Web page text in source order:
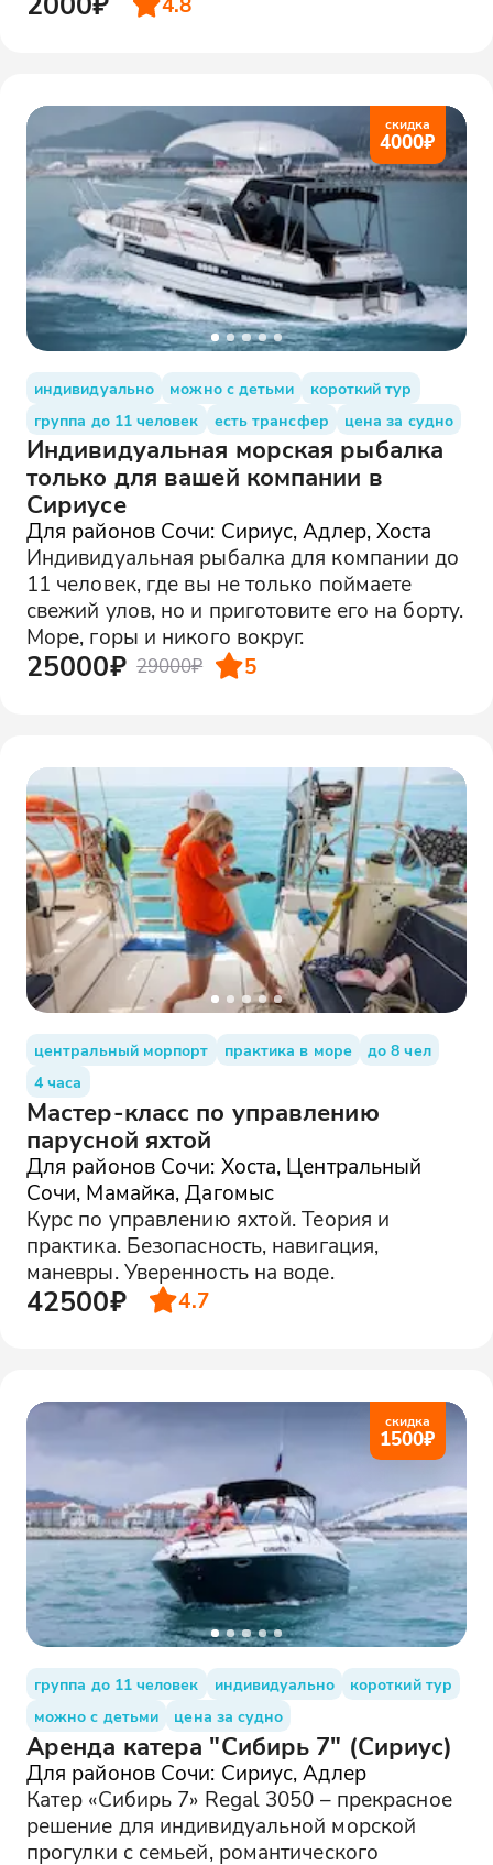
скидка
4000₽
индивидуально можно с детьми
короткий тур
группа до 11 человек
есть трансфер цена за судно
Индивидуальная морская рыбалка
только для вашей компании в
Сириусе
Для районов Сочи: Сириус, Адлер, Хоста
Индивидуальная рыбалка для компании до
11 человек, где вы не только поймаете
свежий улов, но и приготовите его на борту.
Море, горы и никого вокруг.
25000₽ 29000₽ 5
центральный морпорт практика в море
до 8 чел
4 часа
Мастер-класс по управлению
парусной яхтой
Для районов Сочи: Хоста, Центральный
Сочи, Мамайка, Дагомыс
Курс по управлению яхтой. Теория и
практика. Безопасность, навигация,
маневры. Уверенность на воде.
42500₽ 4.7
скидка
1500₽
группа до 11 человек индивидуально
короткий тур
можно с детьми
цена за судно
Аренда катера "Сибирь 7" (Сириус)
Для районов Сочи: Сириус, Адлер
Катер «Сибирь 7» Regal 3050 – прекрасное
решение для индивидуальной морской
прогулки с семьей, романтического